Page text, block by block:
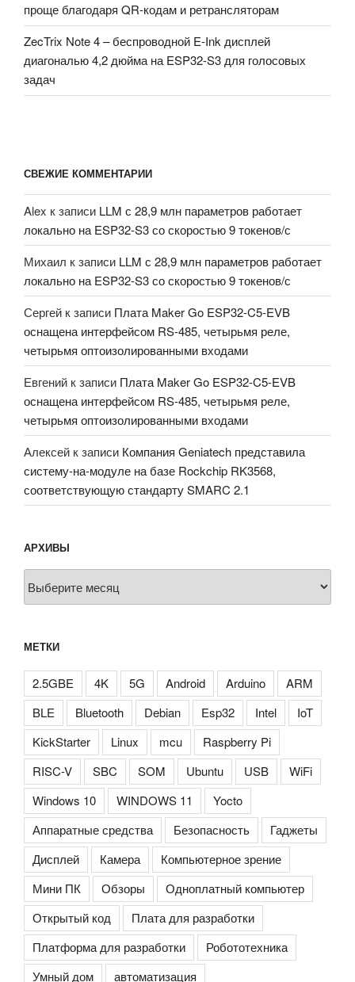
проще благодаря QR-кодам и ретрансляторам
ZecTrix Note 4 – беспроводной E-Ink дисплей
диагональю 4,2 дюйма на ESP32-S3 для голосовых
задач
СВЕЖИЕ КОММЕНТАРИИ
Alex к записи LLM с 28,9 млн параметров работает
локально на ESP32-S3 со скоростью 9 токенов/с
Михаил к записи LLM с 28,9 млн параметров работает
локально на ESP32-S3 со скоростью 9 токенов/с
Сергей к записи Плата Maker Go ESP32-C5-EVB
оснащена интерфейсом RS-485, четырьмя реле,
четырьмя оптоизолированными входами
Евгений к записи Плата Maker Go ESP32-C5-EVB
оснащена интерфейсом RS-485, четырьмя реле,
четырьмя оптоизолированными входами
Алексей к записи Компания Geniatech представила
систему-на-модуле на базе Rockchip RK3568,
соответствующую стандарту SMARC 2.1
АРХИВЫ
МЕТКИ
2.5GBE 4K 5G Android Arduino
ARM
BLE
Bluetooth Debian Esp32 Intel
IoT
KickStarter
Linux mcu
Raspberry Pi
RISC-V
SBC SOM Ubuntu USB
WiFi
Windows 10
WINDOWS 11
Yocto
Аппаратные средства
Безопасность
Гаджеты
Дисплей
Камера
Компьютерное зрение
Мини ПК
Обзоры
Одноплатный компьютер
Открытый код
Плата для разработки
Платформа для разработки
Робототехника
Умный дом
автоматизация